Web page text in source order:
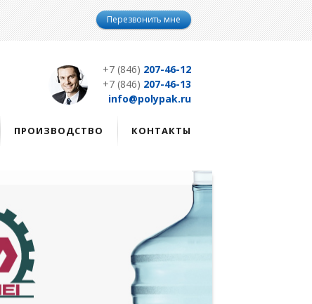
Перезвонить мне
+7 (846) 207-46-12
+7 (846) 207-46-13
info@polypak.ru
ПРОИЗВОДСТВО КОНТАКТЫ